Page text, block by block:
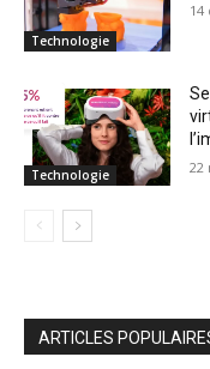
Technologie
14
Technologie 22
ARTICLES